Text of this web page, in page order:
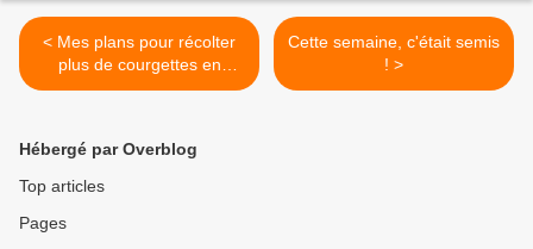
< Mes plans pour récolter
plus de courgettes en
occupant moins de place
Cette semaine, c'était semis
! >
Hébergé par Overblog
Top articles
Pages